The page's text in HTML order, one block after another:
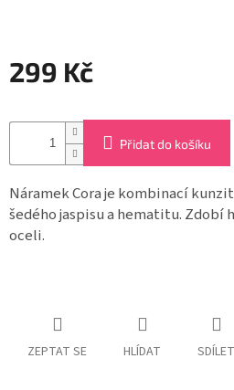
Produkty
dřeva
Lapače
snů
podmínky
Kontakty
299 Kč
cena:
Přidat do košíku
Náramek Cora je kombinací
šedého jaspisu a hematitu. Zdobí
oceli.
ZEPTAT SE HLÍDAT SDÍLET